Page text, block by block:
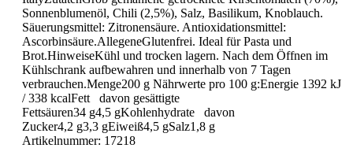
Sonnenblumenöl, Chili (2,5%), Salz, Basilikum, Knoblauch.
Säuerungsmittel: Zitronensäure. Antioxidationsmittel:
Ascorbinsäure.AllegeneGlutenfrei. Ideal für Pasta und
Brot.HinweiseKühl und trocken lagern. Nach dem Öffnen im
Kühlschrank aufbewahren und innerhalb von 7 Tagen
verbrauchen.Menge200 g Nährwerte pro 100 g:Energie 1392 kJ
/ 338 kcalFett davon gesättigte
Fettsäuren34 g4,5 gKohlenhydrate davon
Zucker4,2 g3,3 gEiweiß4,5 gSalz1,8 g
Artikelnummer: 17218